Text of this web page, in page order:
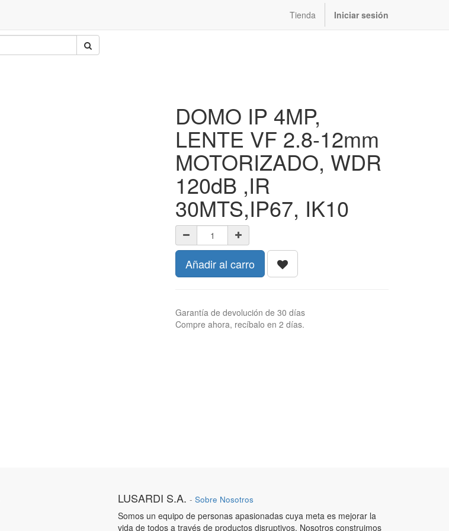
Tienda Iniciar sesión
DOMO IP 4MP,
LENTE VF 2.8-12mm
MOTORIZADO, WDR
120dB ,IR
30MTS,IP67, IK10
Añadir al carro
Garantía de devolución de 30 días
Compre ahora, recíbalo en 2 días.
LUSARDI S.A. - Sobre Nosotros
Somos un equipo de personas apasionadas cuya meta es mejorar la
vida de todos a través de productos disruptivos. Nosotros construimos